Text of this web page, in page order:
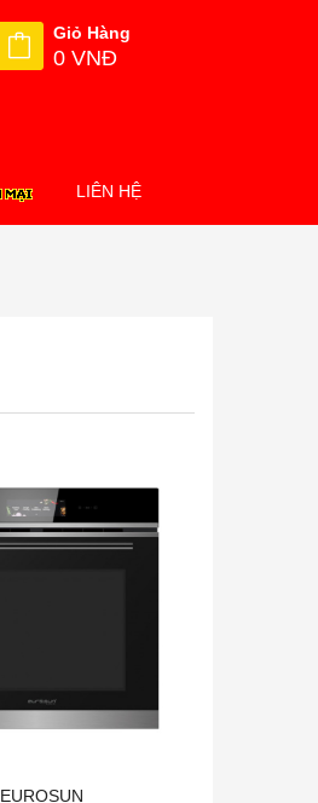
Giỏ Hàng
0 VNĐ
LIÊN HỆ